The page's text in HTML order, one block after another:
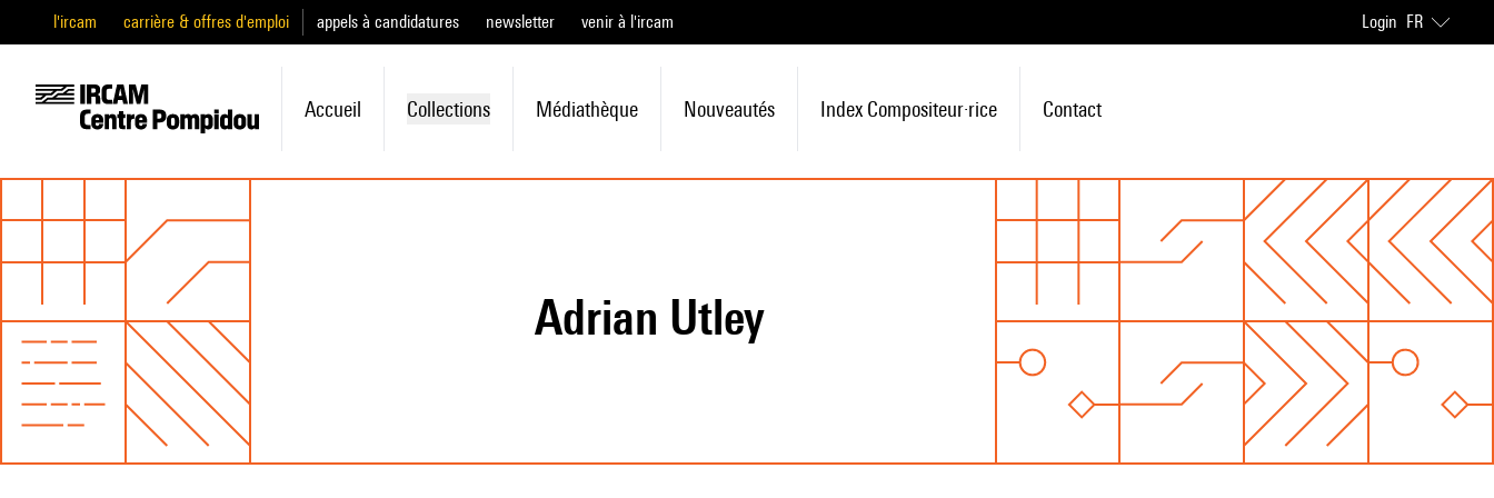
l'ircam carrière & offres d'emploi appels à candidatures newsletter venir à l'ircam Login FR
Accueil Collections Médiathèque Nouveautés Index Compositeur·rice Contact
Adrian Utley